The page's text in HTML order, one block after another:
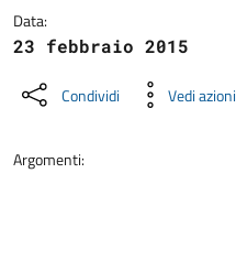
Data:
23 febbraio 2015
Condividi Vedi azioni
Argomenti: